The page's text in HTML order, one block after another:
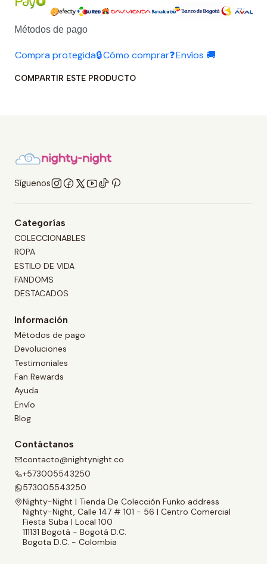
Métodos de pago
Compra protegida🔒Cómo comprar❓Envíos 🚚
COMPARTIR ESTE PRODUCTO
Síguenos
Categorías
COLECCIONABLES
ROPA
ESTILO DE VIDA
FANDOMS
DESTACADOS
Información
Métodos de pago
Devoluciones
Testimoniales
Fan Rewards
Ayuda
Envío
Blog
Contáctanos
contacto@nightynight.co
+573005543250
573005543250
Nighty-Night | Tienda De Colección Funko address
Nighty-Night, Calle 147 # 101 - 56 | Centro Comercial
Fiesta Suba | Local 100
111131 Bogotá - Bogotá D.C.
Bogota D.C. - Colombia